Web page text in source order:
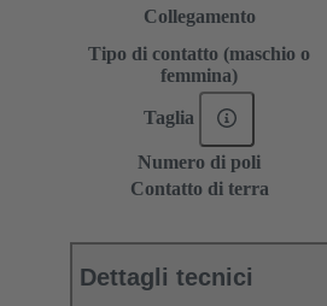
Collegamento
Tipo di contatto (maschio o
femmina)
Taglia
Numero di poli
Contatto di terra
Dettagli tecnici